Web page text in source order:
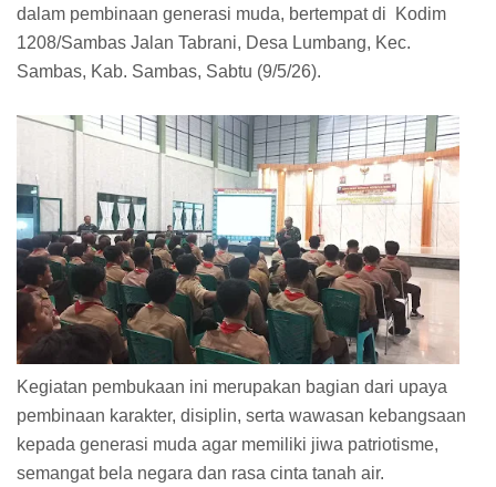
dalam pembinaan generasi muda, bertempat di Kodim
1208/Sambas Jalan Tabrani, Desa Lumbang, Kec.
Sambas, Kab. Sambas, Sabtu (9/5/26).
Kegiatan pembukaan ini merupakan bagian dari upaya
pembinaan karakter, disiplin, serta wawasan kebangsaan
kepada generasi muda agar memiliki jiwa patriotisme,
semangat bela negara dan rasa cinta tanah air.